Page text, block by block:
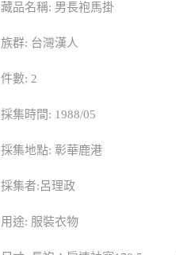
藏品名稱: 男長袍馬掛
族群: 台灣漢人
件數: 2
採集時間: 1988/05
採集地點: 彰華鹿港
採集者:呂理政
用途: 服裝衣物